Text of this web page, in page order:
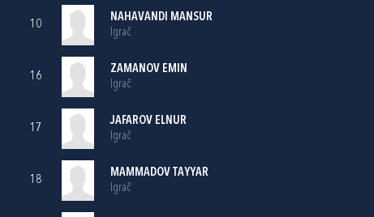
10
NAHAVANDI MANSUR
Igrač
16
ZAMANOV EMIN
Igrač
17
JAFAROV ELNUR
Igrač
18
MAMMADOV TAYYAR
Igrač